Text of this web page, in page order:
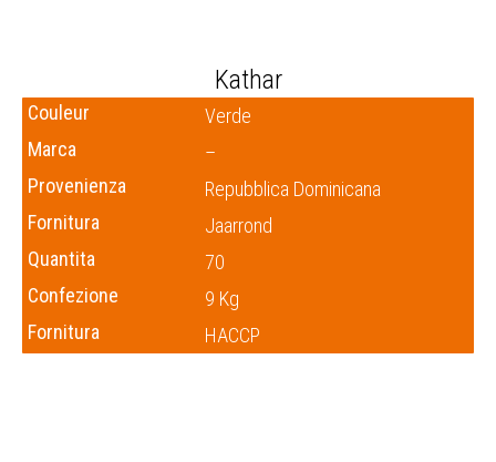
Kathar
Couleur
Verde
Marca
–
Provenienza
Repubblica Dominicana
Fornitura
Jaarrond
Quantita
70
Confezione
9 Kg
Fornitura
HACCP